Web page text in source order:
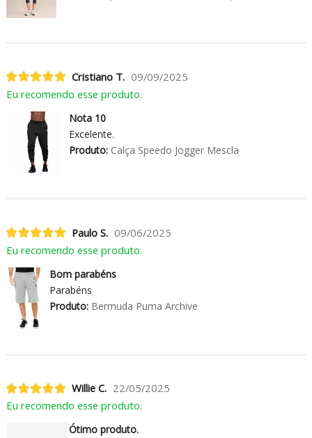
Cristiano T. 09/09/2025
Eu recomendo esse produto.
Nota 10
Excelente.
Produto:Calça Speedo Jogger Mescla
Paulo S. 09/06/2025
Eu recomendo esse produto.
Bom parabéns
Parabéns
Produto:Bermuda Puma Archive
Willie C. 22/05/2025
Eu recomendo esse produto.
Ótimo produto.